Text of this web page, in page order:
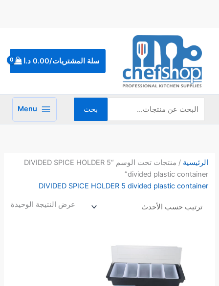
سلة المشتريات/0.00 د.ا
عن:
بحث Menu
الرئيسية
/ منتجات تحت الوسم “DIVIDED SPICE HOLDER 5
divided plastic container”
DIVIDED SPICE HOLDER 5 divided plastic container
عرض النتيجة الوحيدة